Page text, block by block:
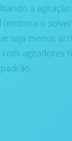
a
o
seja menos
agitadores